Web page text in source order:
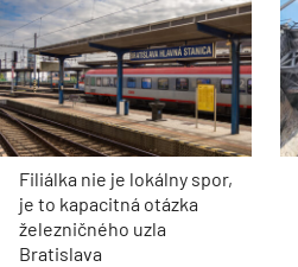
Filiálka nie je lokálny spor,
je to kapacitná otázka
železničného uzla
Bratislava